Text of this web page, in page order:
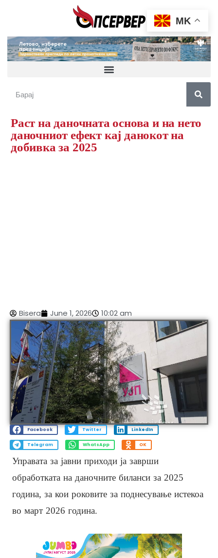
Раст на даночната основа и на нето
даночниот ефект кај данокот на
добивка за 2025
Bisera June 1, 2026 10:02 am
Facebook Twitter LinkedIn
Telegram WhatsApp OK
Управата за јавни приходи ја заврши
обработката на даночните биланси за 2025
година, за кои роковите за поднесување истекоа
во март 2026 година.
MK